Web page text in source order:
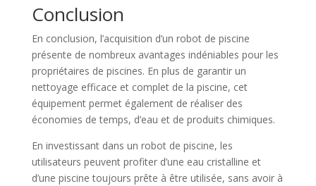
Conclusion
En conclusion, l’acquisition d’un robot de piscine
présente de nombreux avantages indéniables pour les
propriétaires de piscines. En plus de garantir un
nettoyage efficace et complet de la piscine, cet
équipement permet également de réaliser des
économies de temps, d’eau et de produits chimiques.
En investissant dans un robot de piscine, les
utilisateurs peuvent profiter d’une eau cristalline et
d’une piscine toujours prête à être utilisée, sans avoir à